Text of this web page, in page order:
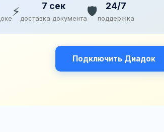
⚡ 7 сек
доставка документа🛡️ 24/7
поддержка
Подключить Диадок